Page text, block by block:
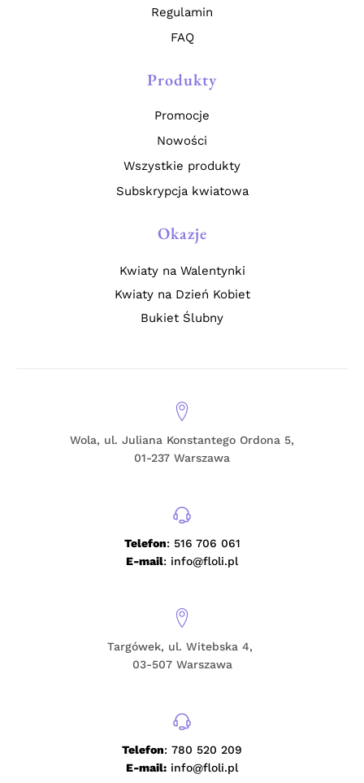
Regulamin
FAQ
Produkty
Promocje
Nowości
Wszystkie produkty
Subskrypcja kwiatowa
Okazje
Kwiaty na Walentynki
Kwiaty na Dzień Kobiet
Bukiet Ślubny
Wola, ul. Juliana Konstantego Ordona 5,
01-237 Warszawa
Telefon: 516 706 061
E-mail: info@floli.pl
Targówek, ul. Witebska 4,
03-507 Warszawa
Telefon: 780 520 209
E-mail: info@floli.pl